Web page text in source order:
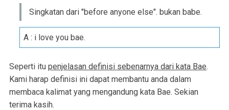
Singkatan dari "before anyone else". bukan babe.
A : i love you bae.
Seperti itu penjelasan definisi sebenarnya dari kata Bae.
Kami harap definisi ini dapat membantu anda dalam
membaca kalimat yang mengandung kata Bae. Sekian
terima kasih.